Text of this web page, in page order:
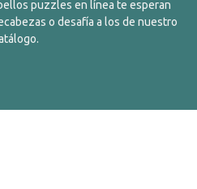
puzzles en línea te esperan
o desafía a los de nuestro